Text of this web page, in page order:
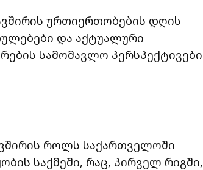
ურთიერთობების დღის
და აქტუალური
სამომავლო პერსპექტივები
როლს საქართველოში
საქმეში, რაც, პირველ რიგში,